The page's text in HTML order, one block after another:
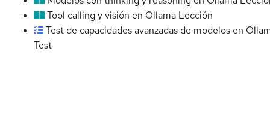
Tool calling y visión en Ollama Lección
Test de capacidades avanzadas de modelos en
Test